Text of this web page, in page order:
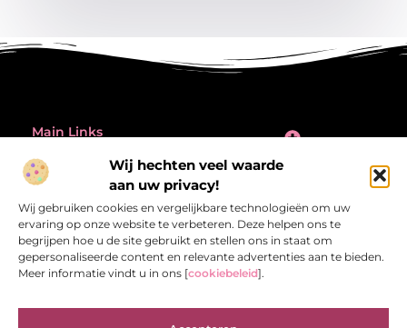
Wij hechten veel waarde
aan uw privacy!
Wij gebruiken cookies en vergelijkbare technologieën om uw
ervaring op onze website te verbeteren. Deze helpen ons te
begrijpen hoe u de site gebruikt en stellen ons in staat om
gepersonaliseerde content en relevante advertenties aan te bieden.
Meer informatie vindt u in ons [cookiebeleid].
Main Links
@2025 All Right Reserved.
www.referentiecontrole.nl
Bericht categorie